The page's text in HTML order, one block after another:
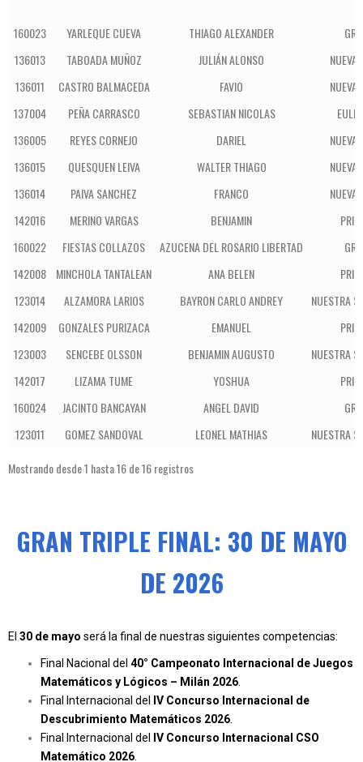
160023 YARLEQUE CUEVA THIAGO ALEXANDER
136013
TABOADA MUÑOZ JULIÁN ALONSO
NUEVA
136011
CASTRO BALMACEDA FAVIO
NUEVA
137004
PEÑA CARRASCO SEBASTIAN NICOLAS
136005
REYES CORNEJO DARIEL
NUEVA
136015
QUESQUEN LEIVA WALTER THIAGO
NUEVA
136014
PAIVA SANCHEZ FRANCO
NUEVA
142016
MERINO VARGAS BENJAMIN
160022
FIESTAS COLLAZOS AZUCENA DEL ROSARIO LIBERTAD
142008
MINCHOLA TANTALEAN ANA BELEN
123014
ALZAMORA LARIOS BAYRON CARLO ANDREY
NUESTRA
142009
GONZALES PURIZACA EMANUEL
123003
SENCEBE OLSSON BENJAMIN AUGUSTO
NUESTRA
142017
LIZAMA TUME YOSHUA
160024
JACINTO BANCAYAN ANGEL DAVID
123011
GOMEZ SANDOVAL LEONEL MATHIAS
NUESTRA
Mostrando desde 1 hasta 16 de 16 registros
GRAN TRIPLE FINAL: 30 DE MAYO
DE 2026
El 30 de mayo será la final de nuestras siguientes competencias:
Final Nacional del 40° Campeonato Internacional de Juegos
Matemáticos y Lógicos – Milán 2026
Final Internacional del
IV Concurso Internacional de
Descubrimiento Matemáticos 2026
Final Internacional del
IV Concurso Internacional CSO
Matemático 2026